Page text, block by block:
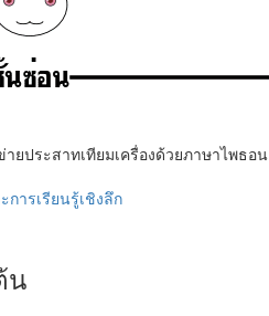
ยประสาทเทียมเครื่องด้วยภาษาไพธอน
ารเรียนรู้เชิงลึก
น